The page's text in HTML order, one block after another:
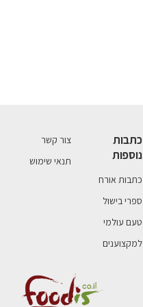
כתבות
נוספות
כתבות אורח
ספרי בישול
טעם עולמי
למקצוענים
צור קשר
תנאי שימוש